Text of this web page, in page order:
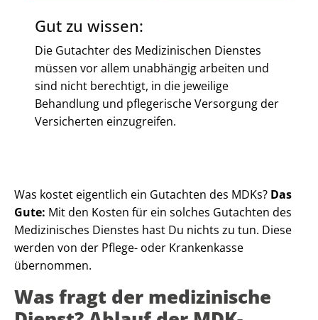
Gut zu wissen:
Die Gutachter des Medizinischen Dienstes
müssen vor allem unabhängig arbeiten und
sind nicht berechtigt, in die jeweilige
Behandlung und pflegerische Versorgung der
Versicherten einzugreifen.
Was kostet eigentlich ein Gutachten des MDKs? Das
Gute: Mit den Kosten für ein solches Gutachten des
Medizinisches Dienstes hast Du nichts zu tun. Diese
werden von der Pflege- oder Krankenkasse
übernommen.
Was fragt der medizinische